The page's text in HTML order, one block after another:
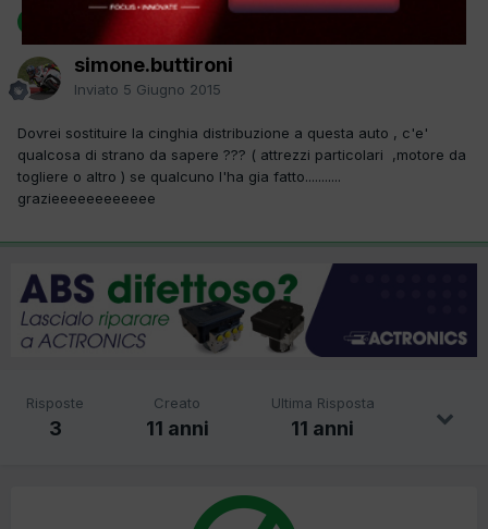
simone.buttironi
Inviato 5 Giugno 2015
Dovrei sostituire la cinghia distribuzione a questa auto , c'e'
qualcosa di strano da sapere ??? ( attrezzi particolari ,motore da
togliere o altro ) se qualcuno l'ha gia fatto...........
grazieeeeeeeeeeee
Risposte
3
Creato
11 anni
Ultima Risposta
11 anni